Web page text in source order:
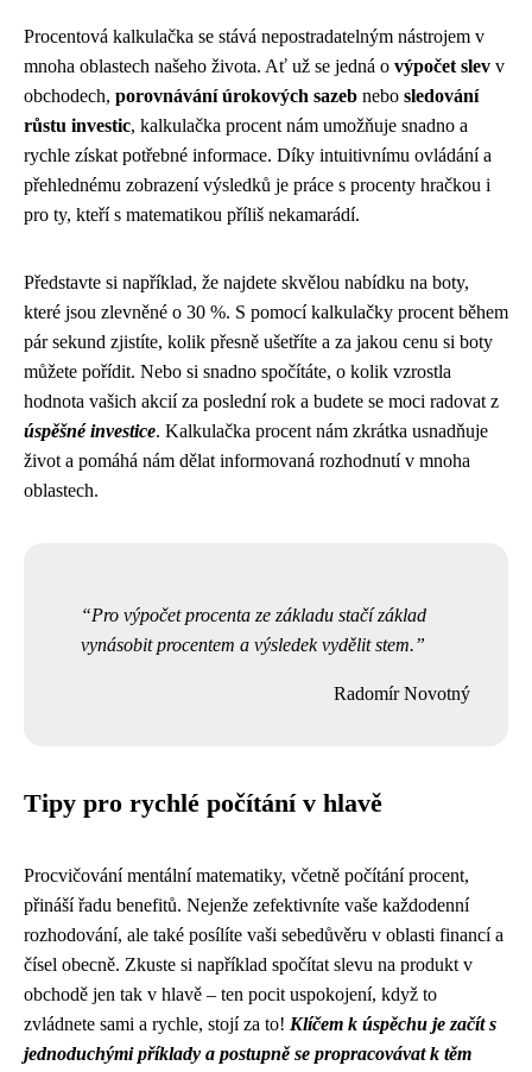
Procentová kalkulačka se stává nepostradatelným nástrojem v
mnoha oblastech našeho života. Ať už se jedná o výpočet slev v
obchodech, porovnávání úrokových sazeb nebo sledování
růstu investic, kalkulačka procent nám umožňuje snadno a
rychle získat potřebné informace. Díky intuitivnímu ovládání a
přehlednému zobrazení výsledků je práce s procenty hračkou i
pro ty, kteří s matematikou příliš nekamarádí.
Představte si například, že najdete skvělou nabídku na boty,
které jsou zlevněné o 30 %. S pomocí kalkulačky procent během
pár sekund zjistíte, kolik přesně ušetříte a za jakou cenu si boty
můžete pořídit. Nebo si snadno spočítáte, o kolik vzrostla
hodnota vašich akcií za poslední rok a budete se moci radovat z
úspěšné investice. Kalkulačka procent nám zkrátka usnadňuje
život a pomáhá nám dělat informovaná rozhodnutí v mnoha
oblastech.
Pro výpočet procenta ze základu stačí základ
vynásobit procentem a výsledek vydělit stem.
Radomír Novotný
Tipy pro rychlé počítání v hlavě
Procvičování mentální matematiky, včetně počítání procent,
přináší řadu benefitů. Nejenže zefektivníte vaše každodenní
rozhodování, ale také posílíte vaši sebedůvěru v oblasti financí a
čísel obecně. Zkuste si například spočítat slevu na produkt v
obchodě jen tak v hlavě – ten pocit uspokojení, když to
zvládnete sami a rychle, stojí za to! Klíčem k úspěchu je začít s
jednoduchými příklady a postupně se propracovávat k těm